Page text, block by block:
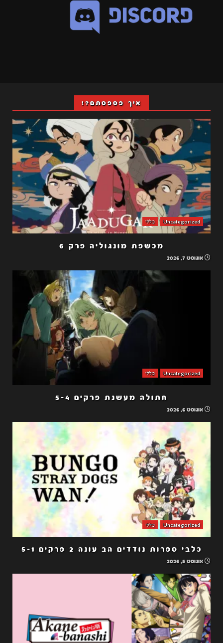
איך פספסתם?!
Uncategorized כללי
מכשפת מונגוליה פרק 6
אוגוסט 7, 2026
Uncategorized כללי
חתולה מעשנת פרקים 5-4
אוגוסט 6, 2026
Uncategorized כללי
כלבי ספרות נודדים הב עונה 2 פרקים 5-1
אוגוסט 5, 2026